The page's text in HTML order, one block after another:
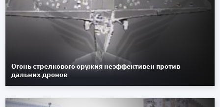
Огонь стрелкового оружия неэффективен против
дальних дронов